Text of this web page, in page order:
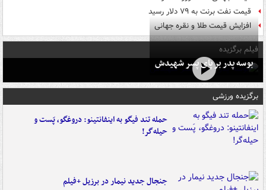
قیمت نفت برنت به ۷۹ دلار رسید
افزایش قیمت طلا و نقره جهانی
فیلم برگزیده
بوسه‌ پدر بر پای پسر شهیدش
برگزیده ورزشی
حمله تند فیگو به اینفانتینو: دروغگو، پَست‌ و
حیله‌گر!
جنجال جدید نیمار در برزیل +فیلم